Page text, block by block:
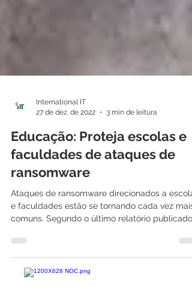
27 de dez. de 2022
3 min de leitura
Educação: Proteja escolas e
faculdades de ataques de
ransomware
Ataques de ransomware direcionados a
comuns. Segundo o último relatório